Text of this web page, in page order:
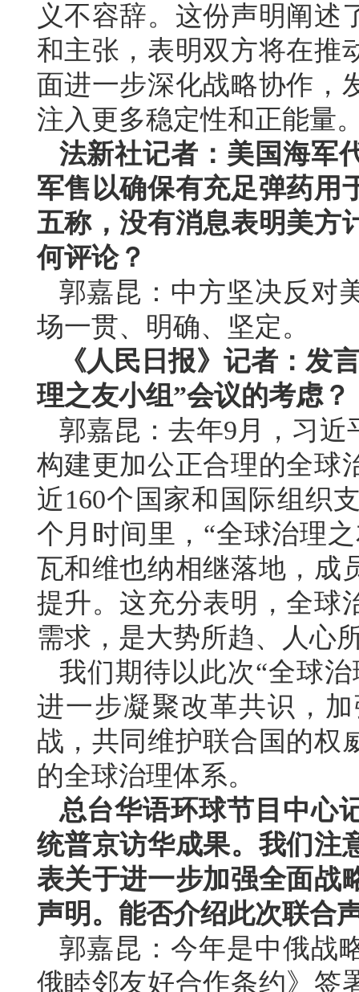
义不容辞。这份声明阐述
和主张，表明双方将在推
面进一步深化战略协作，
注入更多稳定性和正能量
法新社记者：美国海军
军售以确保有充足弹药用
五称，没有消息表明美方
何评论？
郭嘉昆：中方坚决反对
场一贯、明确、坚定。
《人民日报》记者：发
理之友小组”会议的考虑？
郭嘉昆：去年9月，习
构建更加公正合理的全球
近160个国家和国际组织
个月时间里，“全球治理
瓦和维也纳相继落地，成
提升。这充分表明，全球
需求，是大势所趋、人心
我们期待以此次“全球
进一步凝聚改革共识，
战，共同维护联合国的权
的全球治理体系。
总台华语环球节目中心
统普京访华成果。我们注
表关于进一步加强全面战
声明。能否介绍此次联合
郭嘉昆：今年是中俄战
俄睦邻友好合作条约》签